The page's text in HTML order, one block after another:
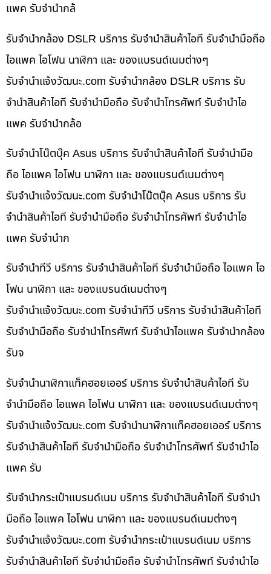
แพค รับจำนำกล้
รับจำนำกล้อง DSLR บริการ รับจำนำสินค้าไอที รับจำนำมือถือ
ไอแพค ไอโฟน นาฬิกา และ ของแบรนด์เนมต่างๆ
รับจํานําแจ้งวัฒนะ.com รับจำนำกล้อง DSLR บริการ รับ
จำนำสินค้าไอที รับจำนำมือถือ รับจำนำโทรศัพท์ รับจำนำไอ
แพค รับจำนำกล้อ
รับจำนำโน๊ตบุ๊ค Asus บริการ รับจำนำสินค้าไอที รับจำนำมือ
ถือ ไอแพค ไอโฟน นาฬิกา และ ของแบรนด์เนมต่างๆ
รับจํานําแจ้งวัฒนะ.com รับจำนำโน๊ตบุ๊ค Asus บริการ รับ
จำนำสินค้าไอที รับจำนำมือถือ รับจำนำโทรศัพท์ รับจำนำไอ
แพค รับจำนำก
รับจำนำทีวี บริการ รับจำนำสินค้าไอที รับจำนำมือถือ ไอแพค ไอ
โฟน นาฬิกา และ ของแบรนด์เนมต่างๆ
รับจํานําแจ้งวัฒนะ.com รับจำนำทีวี บริการ รับจำนำสินค้าไอที
รับจำนำมือถือ รับจำนำโทรศัพท์ รับจำนำไอแพค รับจำนำกล้อง
รับจ
รับจำนำนาฬิกาแท็คฮอยเออร์ บริการ รับจำนำสินค้าไอที รับ
จำนำมือถือ ไอแพค ไอโฟน นาฬิกา และ ของแบรนด์เนมต่างๆ
รับจํานําแจ้งวัฒนะ.com รับจำนำนาฬิกาแท็คฮอยเออร์ บริการ
รับจำนำสินค้าไอที รับจำนำมือถือ รับจำนำโทรศัพท์ รับจำนำไอ
แพค รับ
รับจำนำกระเป๋าแบรนด์เนม บริการ รับจำนำสินค้าไอที รับจำนำ
มือถือ ไอแพค ไอโฟน นาฬิกา และ ของแบรนด์เนมต่างๆ
รับจํานําแจ้งวัฒนะ.com รับจำนำกระเป๋าแบรนด์เนม บริการ
รับจำนำสินค้าไอที รับจำนำมือถือ รับจำนำโทรศัพท์ รับจำนำไอ